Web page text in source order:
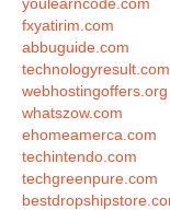
fxyatirim.com
abbuguide.com
technologyresult.com
webhostingoffers.org
whatszow.com
ehomeamerca.com
techintendo.com
techgreenpure.com